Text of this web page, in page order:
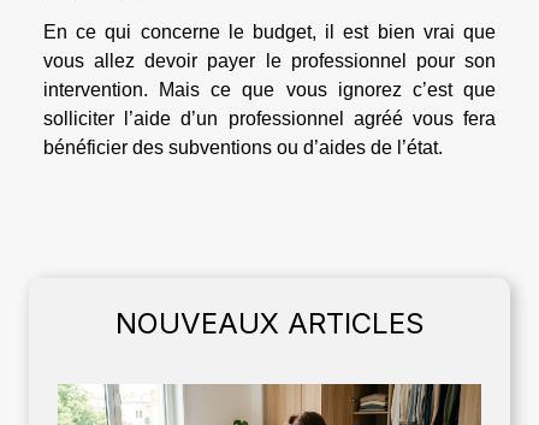
En ce qui concerne le budget, il est bien vrai que
vous allez devoir payer le professionnel pour son
intervention. Mais ce que vous ignorez c’est que
solliciter l’aide d’un professionnel agréé vous fera
bénéficier des subventions ou d’aides de l’état.
NOUVEAUX ARTICLES